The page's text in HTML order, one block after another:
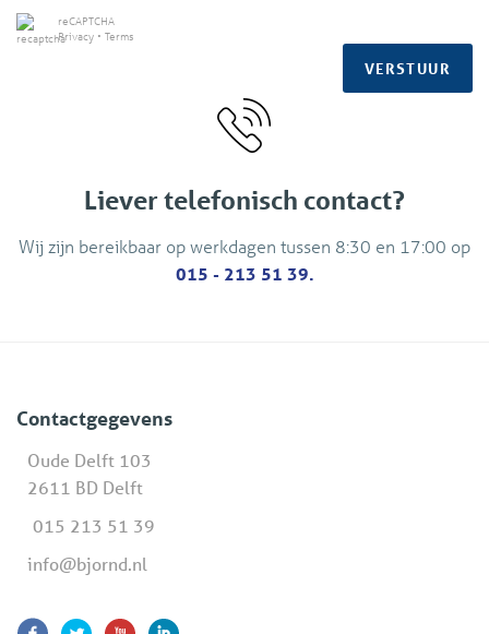
reCAPTCHA
Privacy • Terms
VERSTUUR
Liever telefonisch contact?
Wij zijn bereikbaar op werkdagen tussen 8:30 en 17:00 op
015 - 213 51 39.
Contactgegevens
Oude Delft 103
2611 BD Delft
015 213 51 39
info@bjornd.nl